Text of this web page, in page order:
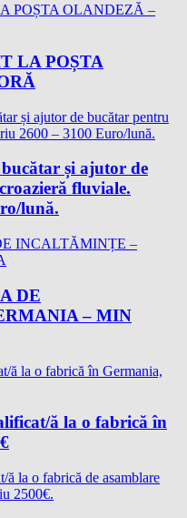
LA POȘTA
bucătar și ajutor de
fluviale.
lună.
DE
– MIN
ă la o fabrică în